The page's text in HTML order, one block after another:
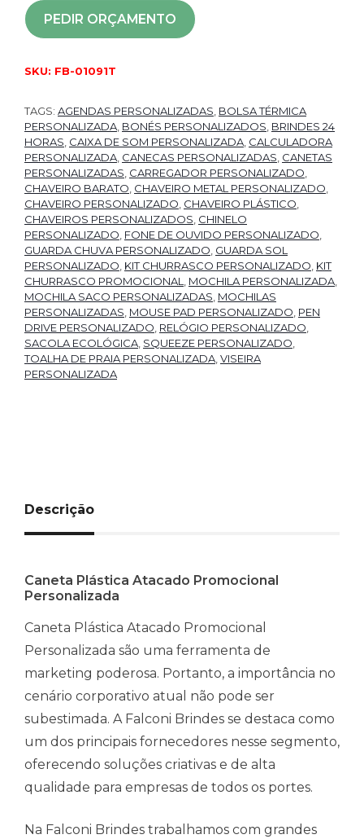
PEDIR ORÇAMENTO
SKU: FB-01091T
TAGS: AGENDAS PERSONALIZADAS, BOLSA TÉRMICA
PERSONALIZADA, BONÉS PERSONALIZADOS, BRINDES 24
HORAS, CAIXA DE SOM PERSONALIZADA, CALCULADORA
PERSONALIZADA, CANECAS PERSONALIZADAS, CANETAS
PERSONALIZADAS, CARREGADOR PERSONALIZADO,
CHAVEIRO BARATO, CHAVEIRO METAL PERSONALIZADO,
CHAVEIRO PERSONALIZADO, CHAVEIRO PLÁSTICO,
CHAVEIROS PERSONALIZADOS, CHINELO
PERSONALIZADO, FONE DE OUVIDO PERSONALIZADO,
GUARDA CHUVA PERSONALIZADO, GUARDA SOL
PERSONALIZADO, KIT CHURRASCO PERSONALIZADO, KIT
CHURRASCO PROMOCIONAL, MOCHILA PERSONALIZADA,
MOCHILA SACO PERSONALIZADAS, MOCHILAS
PERSONALIZADAS, MOUSE PAD PERSONALIZADO, PEN
DRIVE PERSONALIZADO, RELÓGIO PERSONALIZADO,
SACOLA ECOLÓGICA, SQUEEZE PERSONALIZADO,
TOALHA DE PRAIA PERSONALIZADA,VISEIRA
PERSONALIZADA
Descrição
Caneta Plástica Atacado Promocional
Personalizada
Caneta Plástica Atacado Promocional
Personalizada são uma ferramenta de
marketing poderosa. Portanto, a importância no
cenário corporativo atual não pode ser
subestimada. A Falconi Brindes se destaca como
um dos principais fornecedores nesse segmento,
oferecendo soluções criativas e de alta
qualidade para empresas de todos os portes.
Na Falconi Brindes trabalhamos com grandes